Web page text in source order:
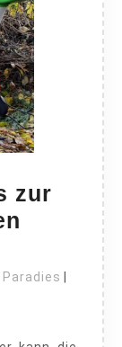
zur
Garten
Paradies